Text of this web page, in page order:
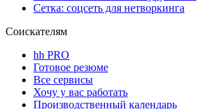
Сетка: соцсеть для нетворкинга
Соискателям
hh PRO
Готовое резюме
Все сервисы
Хочу у вас работать
Производственный календарь